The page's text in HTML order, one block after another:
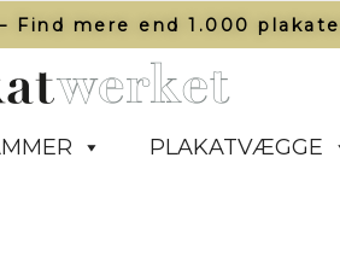
Find mere end 1.000
PLAKATVÆGGE